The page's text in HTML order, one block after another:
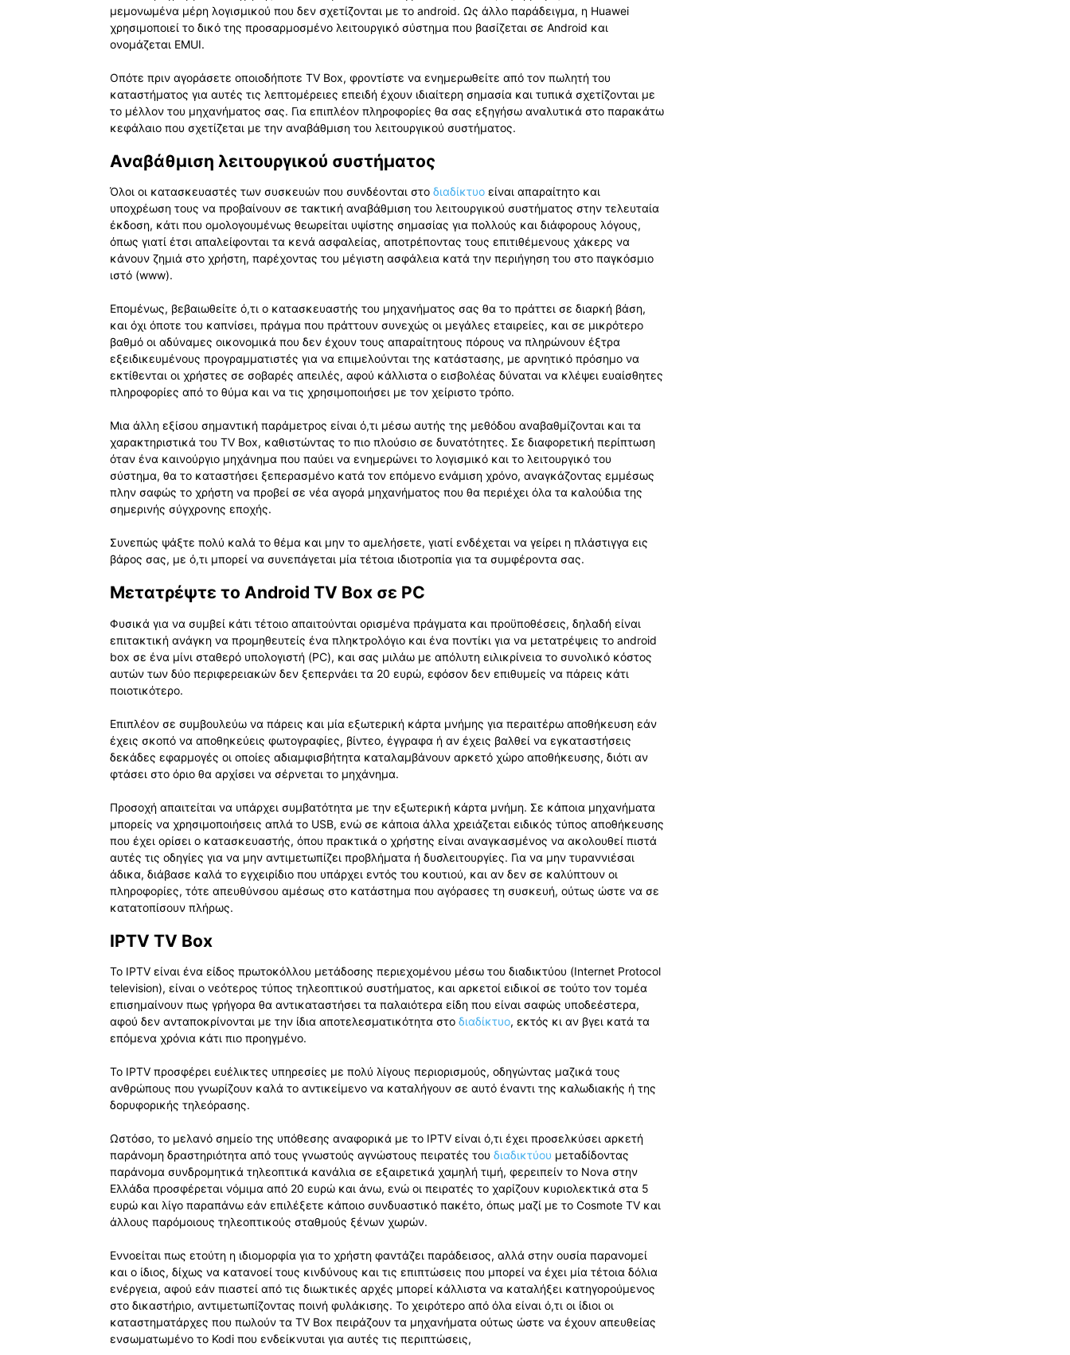
μεμονωμένα μέρη λογισμικού που δεν σχετίζονται με το android. Ως άλλο παράδειγμα, η Huawei
χρησιμοποιεί το δικό της προσαρμοσμένο λειτουργικό σύστημα που βασίζεται σε Android και
ονομάζεται EMUI.
Οπότε πριν αγοράσετε οποιοδήποτε TV Box, φροντίστε να ενημερωθείτε από τον πωλητή του
καταστήματος για αυτές τις λεπτομέρειες επειδή έχουν ιδιαίτερη σημασία και τυπικά σχετίζονται με
το μέλλον του μηχανήματος σας. Για επιπλέον πληροφορίες θα σας εξηγήσω αναλυτικά στο παρακάτω
κεφάλαιο που σχετίζεται με την αναβάθμιση του λειτουργικού συστήματος.
Αναβάθμιση λειτουργικού συστήματος
Όλοι οι κατασκευαστές των συσκευών που συνδέονται στο διαδίκτυο είναι απαραίτητο και
υποχρέωση τους να προβαίνουν σε τακτική αναβάθμιση του λειτουργικού συστήματος στην τελευταία
έκδοση, κάτι που ομολογουμένως θεωρείται υψίστης σημασίας για πολλούς και διάφορους λόγους,
όπως γιατί έτσι απαλείφονται τα κενά ασφαλείας, αποτρέποντας τους επιτιθέμενους χάκερς να
κάνουν ζημιά στο χρήστη, παρέχοντας του μέγιστη ασφάλεια κατά την περιήγηση του στο παγκόσμιο
ιστό (www).
Επομένως, βεβαιωθείτε ό,τι ο κατασκευαστής του μηχανήματος σας θα το πράττει σε διαρκή βάση,
και όχι όποτε του καπνίσει, πράγμα που πράττουν συνεχώς οι μεγάλες εταιρείες, και σε μικρότερο
βαθμό οι αδύναμες οικονομικά που δεν έχουν τους απαραίτητους πόρους να πληρώνουν έξτρα
εξειδικευμένους προγραμματιστές για να επιμελούνται της κατάστασης, με αρνητικό πρόσημο να
εκτίθενται οι χρήστες σε σοβαρές απειλές, αφού κάλλιστα ο εισβολέας δύναται να κλέψει ευαίσθητες
πληροφορίες από το θύμα και να τις χρησιμοποιήσει με τον χείριστο τρόπο.
Μια άλλη εξίσου σημαντική παράμετρος είναι ό,τι μέσω αυτής της μεθόδου αναβαθμίζονται και τα
χαρακτηριστικά του TV Box, καθιστώντας το πιο πλούσιο σε δυνατότητες. Σε διαφορετική περίπτωση
όταν ένα καινούργιο μηχάνημα που παύει να ενημερώνει το λογισμικό και το λειτουργικό του
σύστημα, θα το καταστήσει ξεπερασμένο κατά τον επόμενο ενάμιση χρόνο, αναγκάζοντας εμμέσως
πλην σαφώς το χρήστη να προβεί σε νέα αγορά μηχανήματος που θα περιέχει όλα τα καλούδια της
σημερινής σύγχρονης εποχής.
Συνεπώς ψάξτε πολύ καλά το θέμα και μην το αμελήσετε, γιατί ενδέχεται να γείρει η πλάστιγγα εις
βάρος σας, με ό,τι μπορεί να συνεπάγεται μία τέτοια ιδιοτροπία για τα συμφέροντα σας.
Μετατρέψτε το Android TV Box σε PC
Φυσικά για να συμβεί κάτι τέτοιο απαιτούνται ορισμένα πράγματα και προϋποθέσεις, δηλαδή είναι
επιτακτική ανάγκη να προμηθευτείς ένα πληκτρολόγιο και ένα ποντίκι για να μετατρέψεις το android
box σε ένα μίνι σταθερό υπολογιστή (PC), και σας μιλάω με απόλυτη ειλικρίνεια το συνολικό κόστος
αυτών των δύο περιφερειακών δεν ξεπερνάει τα 20 ευρώ, εφόσον δεν επιθυμείς να πάρεις κάτι
ποιοτικότερο.
Επιπλέον σε συμβουλεύω να πάρεις και μία εξωτερική κάρτα μνήμης για περαιτέρω αποθήκευση εάν
έχεις σκοπό να αποθηκεύεις φωτογραφίες, βίντεο, έγγραφα ή αν έχεις βαλθεί να εγκαταστήσεις
δεκάδες εφαρμογές οι οποίες αδιαμφισβήτητα καταλαμβάνουν αρκετό χώρο αποθήκευσης, διότι αν
φτάσει στο όριο θα αρχίσει να σέρνεται το μηχάνημα.
Προσοχή απαιτείται να υπάρχει συμβατότητα με την εξωτερική κάρτα μνήμη. Σε κάποια μηχανήματα
μπορείς να χρησιμοποιήσεις απλά το USB, ενώ σε κάποια άλλα χρειάζεται ειδικός τύπος αποθήκευσης
που έχει ορίσει ο κατασκευαστής, όπου πρακτικά ο χρήστης είναι αναγκασμένος να ακολουθεί πιστά
αυτές τις οδηγίες για να μην αντιμετωπίζει προβλήματα ή δυσλειτουργίες. Για να μην τυραννιέσαι
άδικα, διάβασε καλά το εγχειρίδιο που υπάρχει εντός του κουτιού, και αν δεν σε καλύπτουν οι
πληροφορίες, τότε απευθύνσου αμέσως στο κατάστημα που αγόρασες τη συσκευή, ούτως ώστε να σε
κατατοπίσουν πλήρως.
IPTV TV Box
Το IPTV είναι ένα είδος πρωτοκόλλου μετάδοσης περιεχομένου μέσω του διαδικτύου (Internet Protocol
television), είναι ο νεότερος τύπος τηλεοπτικού συστήματος, και αρκετοί ειδικοί σε τούτο τον τομέα
επισημαίνουν πως γρήγορα θα αντικαταστήσει τα παλαιότερα είδη που είναι σαφώς υποδεέστερα,
αφού δεν ανταποκρίνονται με την ίδια αποτελεσματικότητα στο διαδίκτυο, εκτός κι αν βγει κατά τα
επόμενα χρόνια κάτι πιο προηγμένο.
Το IPTV προσφέρει ευέλικτες υπηρεσίες με πολύ λίγους περιορισμούς, οδηγώντας μαζικά τους
ανθρώπους που γνωρίζουν καλά το αντικείμενο να καταλήγουν σε αυτό έναντι της καλωδιακής ή της
δορυφορικής τηλεόρασης.
Ωστόσο, το μελανό σημείο της υπόθεσης αναφορικά με το IPTV είναι ό,τι έχει προσελκύσει αρκετή
παράνομη δραστηριότητα από τους γνωστούς αγνώστους πειρατές του διαδικτύου μεταδίδοντας
παράνομα συνδρομητικά τηλεοπτικά κανάλια σε εξαιρετικά χαμηλή τιμή, φερειπείν το Nova στην
Ελλάδα προσφέρεται νόμιμα από 20 ευρώ και άνω, ενώ οι πειρατές το χαρίζουν κυριολεκτικά στα 5
ευρώ και λίγο παραπάνω εάν επιλέξετε κάποιο συνδυαστικό πακέτο, όπως μαζί με το Cosmote TV και
άλλους παρόμοιους τηλεοπτικούς σταθμούς ξένων χωρών.
Εννοείται πως ετούτη η ιδιομορφία για το χρήστη φαντάζει παράδεισος, αλλά στην ουσία παρανομεί
και ο ίδιος, δίχως να κατανοεί τους κινδύνους και τις επιπτώσεις που μπορεί να έχει μία τέτοια δόλια
ενέργεια, αφού εάν πιαστεί από τις διωκτικές αρχές μπορεί κάλλιστα να καταλήξει κατηγορούμενος
στο δικαστήριο, αντιμετωπίζοντας ποινή φυλάκισης. Το χειρότερο από όλα είναι ό,τι οι ίδιοι οι
καταστηματάρχες που πωλούν τα TV Box πειράζουν τα μηχανήματα ούτως ώστε να έχουν απευθείας
ενσωματωμένο το Kodi που ενδείκνυται για αυτές τις περιπτώσεις,